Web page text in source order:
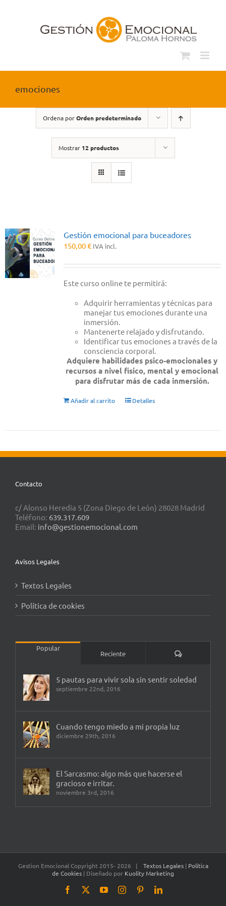
emociones
Ordena porOrden predeterminado
Mostrar 12 productos
Gestión emocional para buceadores
150,00€ IVA incl.
Este curso online te permitirá:
Adquirir herramientas y técnicas para
manejar tus emociones durante una
inmersión.
Mantenerte relajado y disfrutando.
Identificar tus emociones a través de la
consciencia corporal.
Adquiere habilidades psico-emocionales y
recursos a nivel físico, mental y emocional
para disfrutar más de cada inmersión.
Añadir al carrito Detalles
Contacto
c/ Alonso Heredia 5 (Zona Diego de León) 28028 Madrid
Teléfono: 639.317.609
Email: info@gestionemocional.com
Avisos Legales
Textos Legales
Política de cookies
Popular
Reciente Comentarios
5 pautas para vivir sola sin sentir soledad
septiembre 22nd, 2016
Cuando tengo miedo a mi propia luz
diciembre 29th, 2016
El Sarcasmo: algo más que hacerse el
gracioso e irritar.
noviembre 3rd, 2016
Gestion Emocional Copyright 2015- 2026 | Textos Legales | Política
de Cookies | Diseñado por Kuolity Marketing
Facebook
YouTubeInstagramPinterestLinkedIn